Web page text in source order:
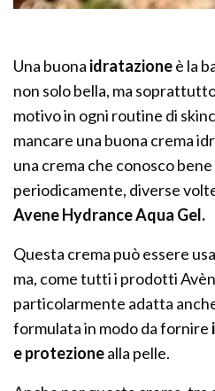
Una buona idratazioneè la
non solo bella, ma
motivo in ogni routine di
mancare una buona crema
una crema che conosco
periodicamente, diverse
Avene Hydrance Aqua Gel.
Questa crema può essere
ma, come tutti i prodotti
particolarmente adatta
formulata in modo da fornire
e protezionealla pelle.